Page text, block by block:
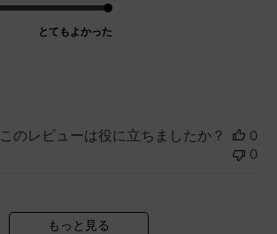
とてもよかった
このレビューは役に立ちましたか？
0
0
もっと見る